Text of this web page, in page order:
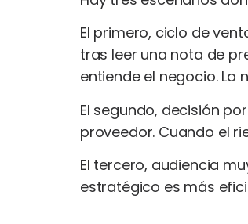
El primero, ciclo de
tras leer una nota de
entiende el negocio. La
El segundo, decisión
proveedor. Cuando el
El tercero, audiencia
estratégico es más